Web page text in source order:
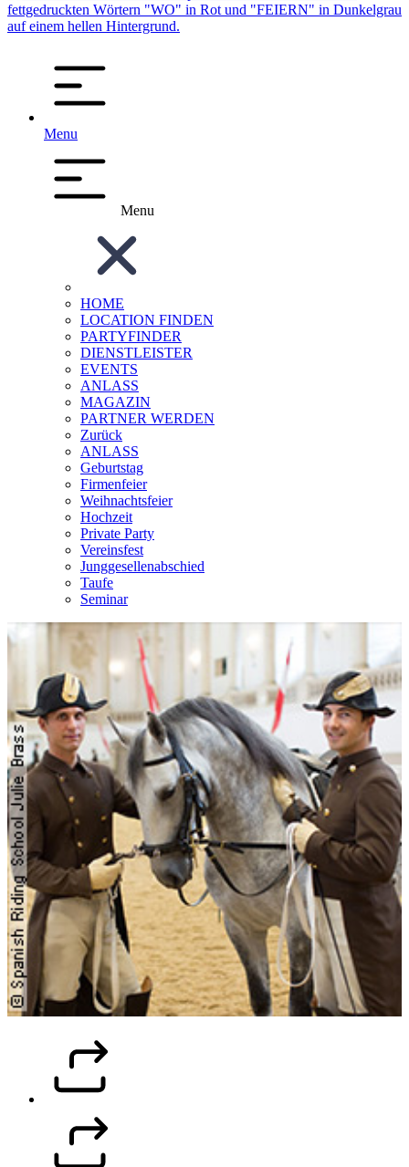
Menu
Menu
HOME
LOCATION FINDEN
PARTYFINDER
DIENSTLEISTER
EVENTS
ANLASS
MAGAZIN
PARTNER WERDEN
Zurück
ANLASS
Geburtstag
Firmenfeier
Weihnachtsfeier
Hochzeit
Private Party
Vereinsfest
Junggesellenabschied
Taufe
Seminar